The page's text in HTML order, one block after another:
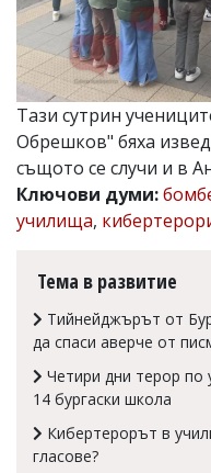
Главен
редактор:
Иван
Колев,
email:
office@flagman.bg
Коментарите
под
статиите
се
читателите
редакцията
отговорност
Ако
откриете
Тази сутрин
Обрешков" бяха
същото се случи и в
Ключови думи:
училища,
Тема в развитие
Тийнейджърът от
да спаси аверче от
Четири дни терор по
14 бургаски школа
Кибертерорът в
гласове?